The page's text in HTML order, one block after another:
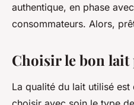
authentique, en phase
consommateurs. Alors,
Choisir le bon lait
La qualité du lait utilisé